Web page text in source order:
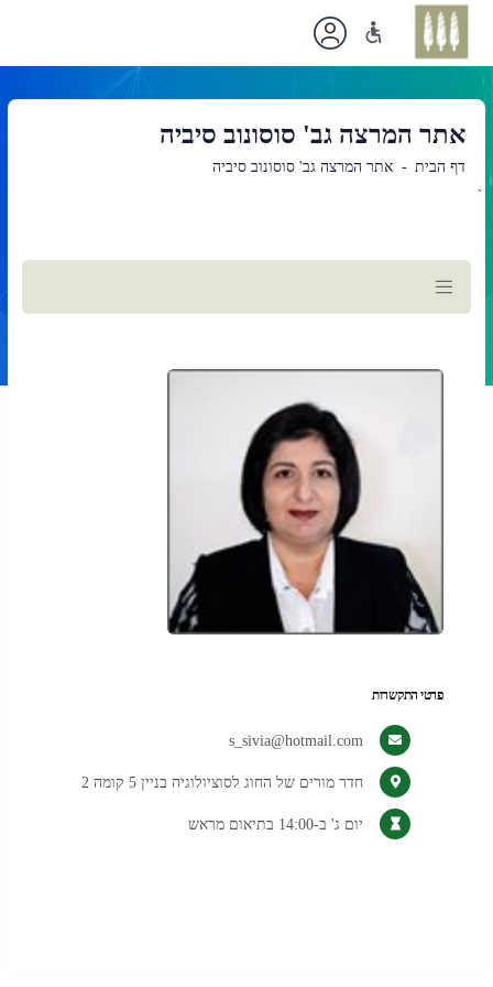
אתר המרצה גב' סוסונוב סיביה
דף הבית אתר המרצה גב' סוסונוב סיביה
`
תוכן
ראשי
פרטי התקשרות
s_sivia@hotmail.com
חדר מורים של החוג לסוציולוגיה בניין 5 קומה 2
יום ג' ב-14:00 בתיאום מראש